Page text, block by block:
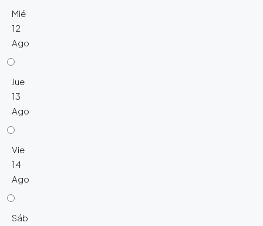
Mié
12
Ago
Jue
13
Ago
Vie
14
Ago
Sáb